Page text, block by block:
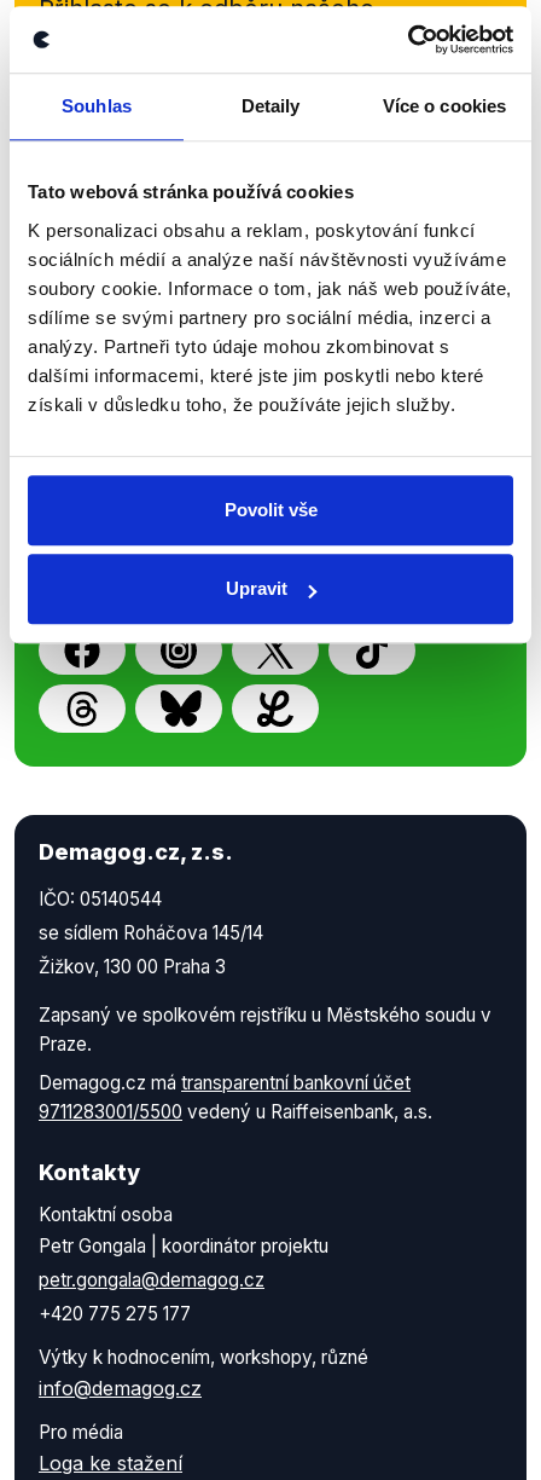
Souhlas Detaily Více o cookies
Tato webová stránka používá cookies
K personalizaci obsahu a reklam, poskytování funkcí
sociálních médií a analýze naší návštěvnosti využíváme
soubory cookie. Informace o tom, jak náš web používáte,
sdílíme se svými partnery pro sociální média, inzerci a
analýzy. Partneři tyto údaje mohou zkombinovat s
dalšími informacemi, které jste jim poskytli nebo které
získali v důsledku toho, že používáte jejich služby.
Povolit vše
Upravit
Přihlaste se k odběru našeho
newsletteru nebo
whatsappového
kanálu, kde pravidelně přinášíme
shrnutí nejzajímavějších článků a analýz.
přehled o tom, jaké dezinformace a
nepravdy se zrovna v Česku šíří.
Newsletter WhatsApp
Sociální sítě
Nenechte si ujít nejnovější události
z Demagog.cz. Sdílením našich
příspěvků přátelům podpoříte naši
Demagog.cz, z.s.
IČO: 05140544
se sídlem Roháčova 145/14
Žižkov, 130 00 Praha 3
Zapsaný ve spolkovém rejstříku u Městského soudu v
Praze.
Demagog.cz má transparentní bankovní účet
9711283001/5500 vedený u Raiffeisenbank, a.s.
Kontakty
Kontaktní osoba
Petr Gongala | koordinátor projektu
petr.gongala@demagog.cz
+420 775 275 177
Výtky k hodnocením, workshopy, různé
info@demagog.cz
Pro média
Loga ke stažení